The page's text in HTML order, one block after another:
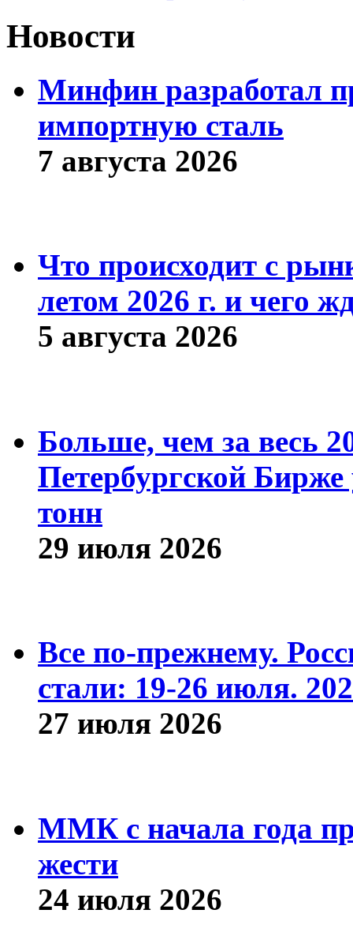
Новости
Минфин разработал
импортную сталь
7 августа 2026
Что происходит с
летом 2026 г. и чего
5 августа 2026
Больше, чем за весь
Петербургской
тонн
29 июля 2026
Все по-прежнему.
стали: 19-26 июля.
27 июля 2026
ММК с начала года
жести
24 июля 2026